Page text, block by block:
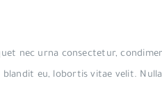
nec urna consectetur,
eu, lobortis vitae velit.